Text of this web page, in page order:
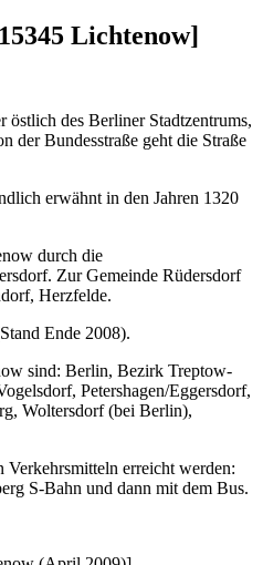
Lichtenow]
des Berliner Stadtzentrums,
der Bundesstraße geht die Straße
erwähnt in den Jahren 1320
durch die
Zur Gemeinde Rüdersdorf
Herzfelde.
Ende 2008).
sind: Berlin, Bezirk Treptow-
Petershagen/Eggersdorf,
Woltersdorf (bei Berlin),
erreicht werden:
S-Bahn und dann mit dem Bus.